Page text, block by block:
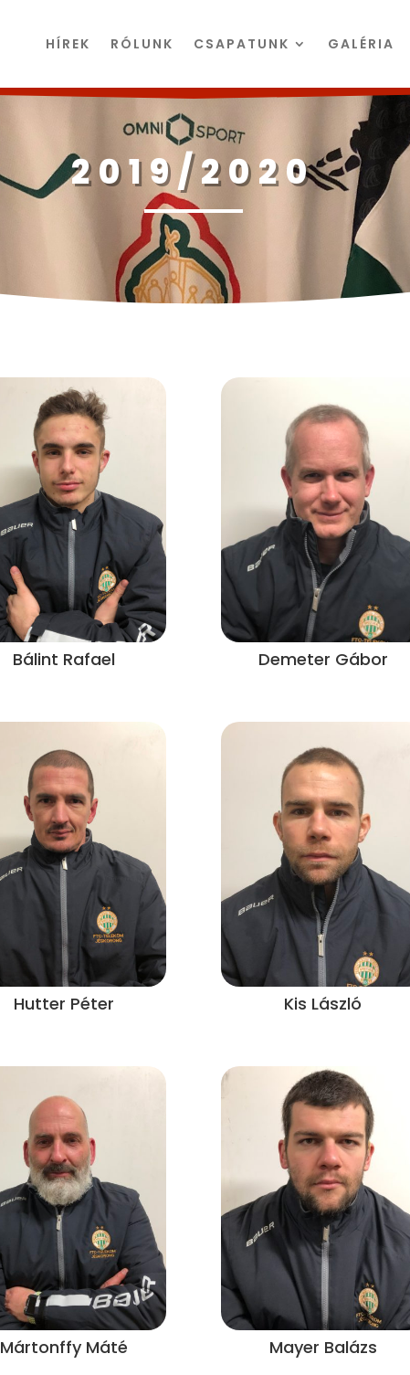
HÍREK RÓLUNK CSAPATUNK GALÉRIA
2019/2020
Bálint Rafael Demeter Gábor
Hutter Péter Kis László
Mártonffy Máté Mayer Balázs